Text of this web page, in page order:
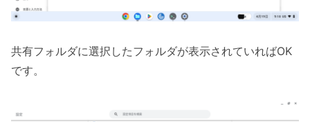
共有フォルダに選択したフォルダが表示されていればOK
です。